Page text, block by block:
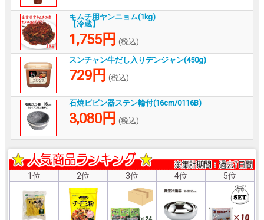
キムチ用ヤンニョム(1kg)
【冷蔵】
1,755円 (税込)
スンチャン牛だし入りデンジャン(450g)
729円 (税込)
石焼ビビン器ステン輪付(16cm/0116B)
3,080円 (税込)
1位 2位 3位 4位 5位